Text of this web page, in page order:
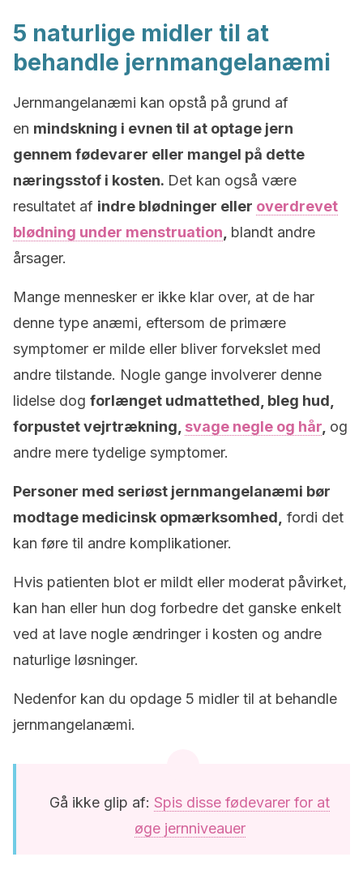
5 naturlige midler til at
behandle jernmangelanæmi
Jernmangelanæmi kan opstå på grund af
en mindskning i evnen til at optage jern
gennem fødevarer eller mangel på dette
næringsstof i kosten. Det kan også være
resultatet af indre blødninger eller overdrevet
blødning under menstruation blandt andre
årsager.
Mange mennesker er ikke klar over, at de har
denne type anæmi, eftersom de primære
symptomer er milde eller bliver forvekslet med
andre tilstande. Nogle gange involverer denne
lidelse dog forlænget udmattethed, bleg hud,
forpustet vejrtrækning, svage negle og hår og
andre mere tydelige symptomer.
Personer med seriøst jernmangelanæmi bør
modtage medicinsk opmærksomhed, fordi det
kan føre til andre komplikationer.
Hvis patienten blot er mildt eller moderat påvirket,
kan han eller hun dog forbedre det ganske enkelt
ved at lave nogle ændringer i kosten og andre
naturlige løsninger.
Nedenfor kan du opdage 5 midler til at behandle
jernmangelanæmi.
Gå ikke glip af: Spis disse fødevarer for at
øge jernniveauer